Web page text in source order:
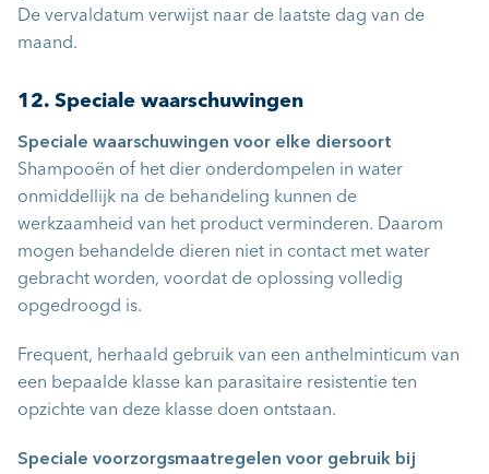
De vervaldatum verwijst naar de laatste dag van de
maand.
12. Speciale waarschuwingen
Speciale waarschuwingen voor elke diersoort
Shampooën of het dier onderdompelen in water
onmiddellijk na de behandeling kunnen de
werkzaamheid van het product verminderen. Daarom
mogen behandelde dieren niet in contact met water
gebracht worden, voordat de oplossing volledig
opgedroogd is.
Frequent, herhaald gebruik van een anthelminticum van
een bepaalde klasse kan parasitaire resistentie ten
opzichte van deze klasse doen ontstaan.
Speciale voorzorgsmaatregelen voor gebruik bij